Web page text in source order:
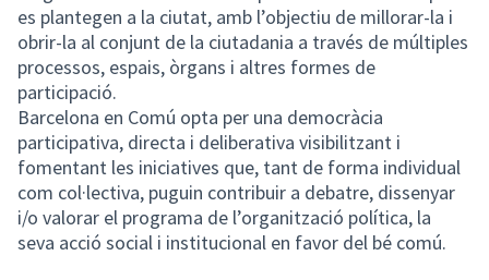
es plantegen a la ciutat, amb l’objectiu de millorar-la i
obrir-la al conjunt de la ciutadania a través de múltiples
processos, espais, òrgans i altres formes de
participació.
Barcelona en Comú opta per una democràcia
participativa, directa i deliberativa visibilitzant i
fomentant les iniciatives que, tant de forma individual
com col·lectiva, puguin contribuir a debatre, dissenyar
i/o valorar el programa de l’organització política, la
seva acció social i institucional en favor del bé comú.